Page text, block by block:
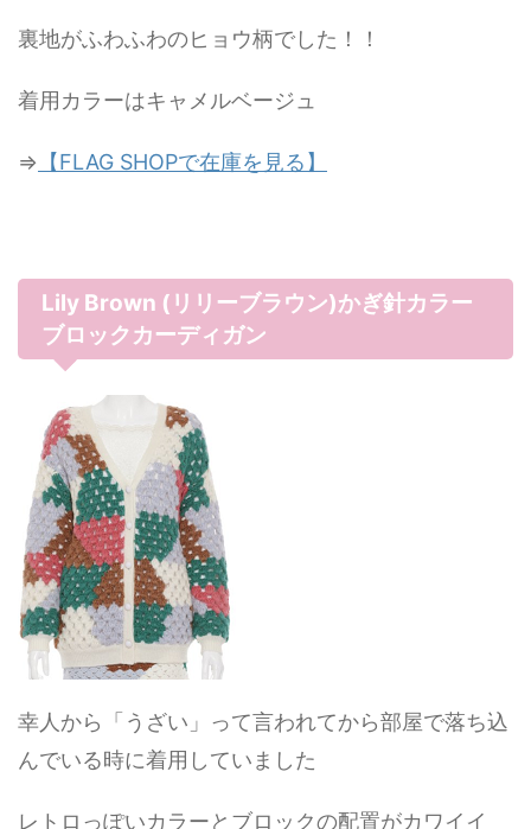
裏地がふわふわのヒョウ柄でした！！
着用カラーはキャメルベージュ
⇒ 【FLAG SHOPで在庫を見る】
Lily Brown (リリーブラウン)かぎ針カラー
ブロックカーディガン
幸人から「うざい」って言われてから部屋で落ち込
んでいる時に着用していました
レトロっぽいカラーとブロックの配置がカワイイ